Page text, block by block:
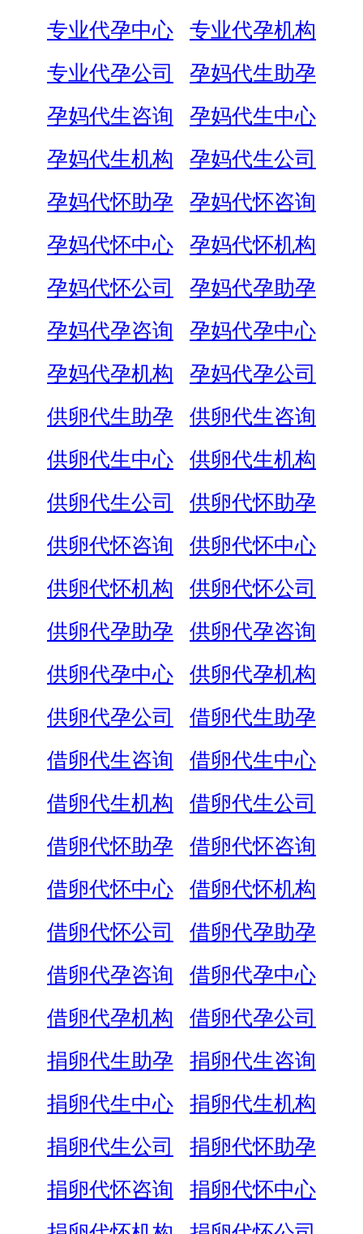
专业代孕中心
专业代孕机构
专业代孕公司
孕妈代生助孕
孕妈代生咨询
孕妈代生中心
孕妈代生机构
孕妈代生公司
孕妈代怀助孕
孕妈代怀咨询
孕妈代怀中心
孕妈代怀机构
孕妈代怀公司
孕妈代孕助孕
孕妈代孕咨询
孕妈代孕中心
孕妈代孕机构
孕妈代孕公司
供卵代生助孕
供卵代生咨询
供卵代生中心
供卵代生机构
供卵代生公司
供卵代怀助孕
供卵代怀咨询
供卵代怀中心
供卵代怀机构
供卵代怀公司
供卵代孕助孕
供卵代孕咨询
供卵代孕中心
供卵代孕机构
供卵代孕公司
借卵代生助孕
借卵代生咨询
借卵代生中心
借卵代生机构
借卵代生公司
借卵代怀助孕
借卵代怀咨询
借卵代怀中心
借卵代怀机构
借卵代怀公司
借卵代孕助孕
借卵代孕咨询
借卵代孕中心
借卵代孕机构
借卵代孕公司
捐卵代生助孕
捐卵代生咨询
捐卵代生中心
捐卵代生机构
捐卵代生公司
捐卵代怀助孕
捐卵代怀咨询
捐卵代怀中心